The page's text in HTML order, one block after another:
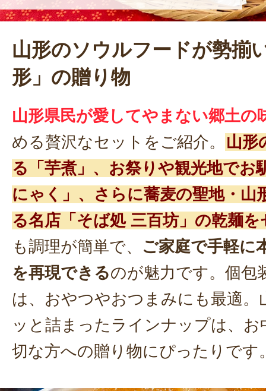
山形のソウルフードが勢揃
形」の贈り物
山形県民が愛してやまない郷土の
める贅沢なセットをご紹介。
山形
る「芋煮」、お祭りや観光地でお
にゃく」、さらに蕎麦の聖地・山
る名店「そば処 三百坊」の乾麺
も調理が簡単で、 ご家庭で手軽に
を再現できるのが魅力です。個包
は、おやつやおつまみにも最適。
ッと詰まったラインナップは、お
切な方への贈り物にぴったりです